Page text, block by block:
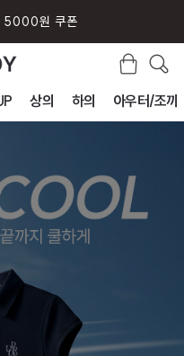
할인 쿠폰
상의 하의 아우터/조끼